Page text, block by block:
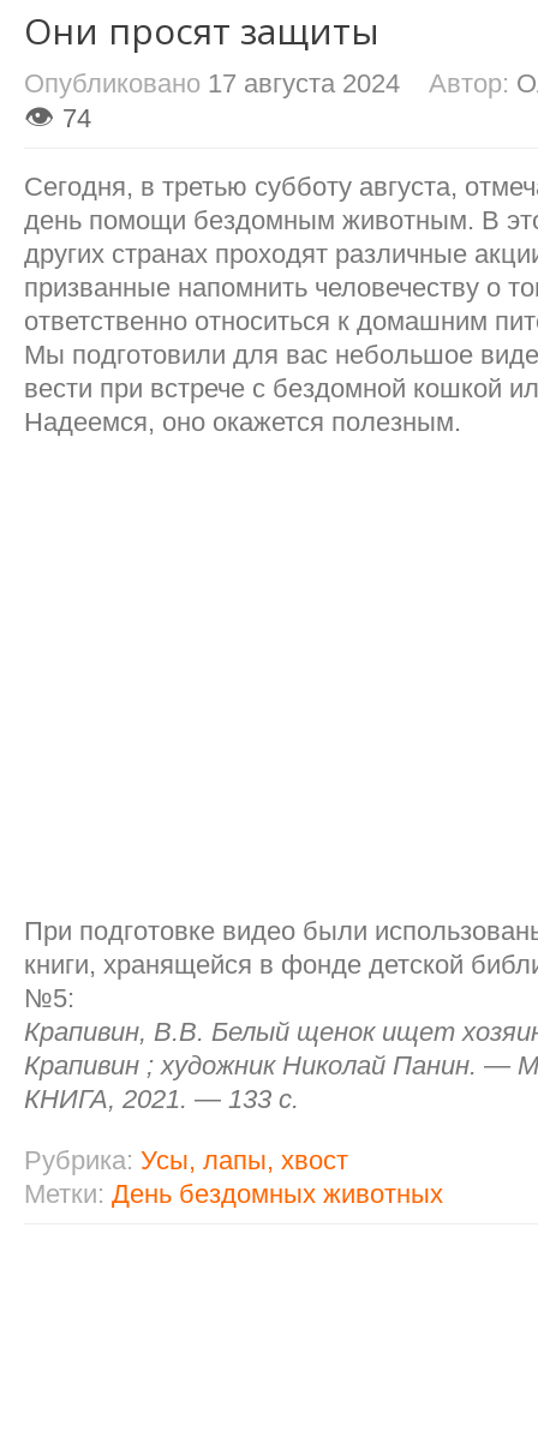
Они просят защиты
Опубликовано 17 августа 2024 Автор:
👁 74
Сегодня, в третью субботу августа,
день помощи бездомным животным. В
других странах проходят различные
призванные напомнить человечеству о
ответственно относиться к домашним
Мы подготовили для вас небольшое
вести при встрече с бездомной кошкой
Надеемся, оно окажется полезным.
При подготовке видео были
книги, хранящейся в фонде детской
№5:
Крапивин, В.В. Белый щенок ищет
Крапивин ; художник Николай Панин. —
КНИГА, 2021. — 133 с.
Рубрика: Усы, лапы, хвост
Метки: День бездомных животных